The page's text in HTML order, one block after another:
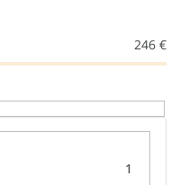
246 €
1